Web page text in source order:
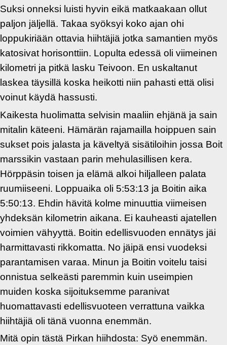
Suksi onneksi luisti hyvin eikä matkaakaan ollut
paljon jäljellä. Takaa syöksyi koko ajan ohi
loppukiriään ottavia hiihtäjiä jotka samantien myös
katosivat horisonttiin. Lopulta edessä oli viimeinen
kilometri ja pitkä lasku Teivoon. En uskaltanut
laskea täysillä koska heikotti niin pahasti että olisi
voinut käydä hassusti.
Kaikesta huolimatta selvisin maaliin ehjänä ja sain
mitalin käteeni. Hämärän rajamailla hoippuen sain
sukset pois jalasta ja käveltyä sisätiloihin jossa Boit
marssikin vastaan parin mehulasillisen kera.
Hörppäsin toisen ja elämä alkoi hiljalleen palata
ruumiiseeni. Loppuaika oli 5:53:13 ja Boitin aika
5:50:13. Ehdin hävitä kolme minuuttia viimeisen
yhdeksän kilometrin aikana. Ei kauheasti ajatellen
voimien vähyyttä. Boitin edellisvuoden ennätys jäi
harmittavasti rikkomatta. No jäipä ensi vuodeksi
parantamisen varaa. Minun ja Boitin voitelu taisi
onnistua selkeästi paremmin kuin useimpien
muiden koska sijoituksemme paranivat
huomattavasti edellisvuoteen verrattuna vaikka
hiihtäjiä oli tänä vuonna enemmän.
Mitä opin tästä Pirkan hiihdosta: Syö enemmän.